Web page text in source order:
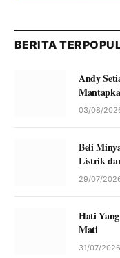
BERITA
Andy
03/08/
Beli
Listrik
29/07/
Hati
Mati
31/07/